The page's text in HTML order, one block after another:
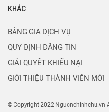
KHÁC
BẢNG GIÁ DỊCH VỤ
QUY ĐỊNH ĐĂNG TIN
GIẢI QUYẾT KHIẾU NẠI
GIỚI THIỆU THÀNH VIÊN MỚI
© Copyright 2022 Nguonchinhchu.vn